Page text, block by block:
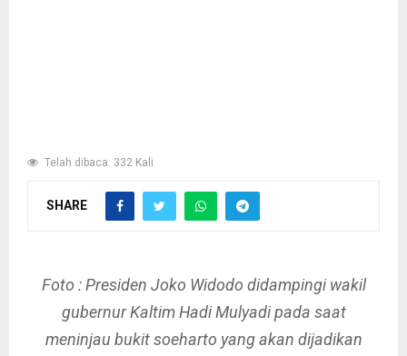
Telah dibaca: 332 Kali
SHARE
Foto : Presiden Joko Widodo didampingi wakil
gubernur Kaltim Hadi Mulyadi pada saat
meninjau bukit soeharto yang akan dijadikan